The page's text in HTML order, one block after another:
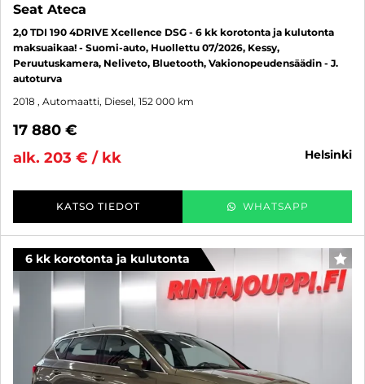
Seat Ateca
2,0 TDI 190 4DRIVE Xcellence DSG - 6 kk korotonta ja kulutonta
maksuaikaa! - Suomi-auto, Huollettu 07/2026, Kessy,
Peruutuskamera, Neliveto, Bluetooth, Vakionopeudensäädin - J.
autoturva
2018 , Automaatti, Diesel, 152 000 km
17 880 €
alk. 203 € / kk
helsinki
KATSO TIEDOT WHATSAPP
6 kk korotonta ja kulutonta